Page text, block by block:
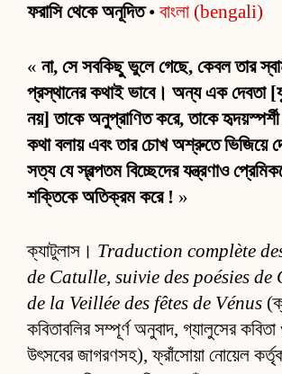
ফরাসি থেকে অনূদিত• বাংলা (bengali)
« না, সে সবকিছু ভুলে গেছে, কেবল তার
প্রস্থানের কথাই ভাবে। অন্য এক দেবতা
নয়] তাকে অনুপ্রাণিত করে, তাকে হৃদয়স্পর্শী
কথা বলায় এবং তার চোখ অশ্রুতে ভিজিয়ে
সত্য যে স্বল্পতম বিচ্ছেদের যন্ত্রণাও
শক্তিকে অতিক্রম করে ! »
ক্যাটুলাস। Traduction complète
de Catulle, suivie des poésies de
de la Veillée des fêtes de Vénus
কবিতাবলির সম্পূর্ণ অনুবাদ, গ্যালুসের
উৎসবের জাগরণসহ), ফ্রাঁসোয়া নোয়েল